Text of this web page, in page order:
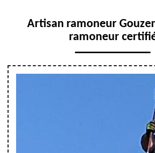
Artisan ramoneur
ramoneur